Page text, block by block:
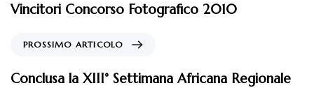
Vincitori Concorso Fotografico 2010
PROSSIMO ARTICOLO
Conclusa la XIII° Settimana Africana Regionale